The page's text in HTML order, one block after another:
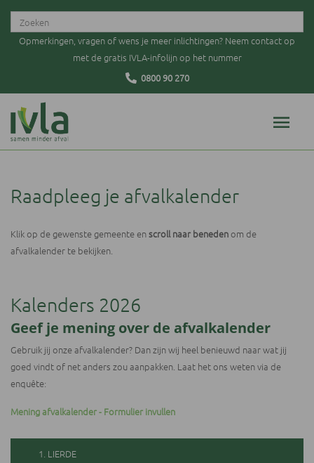
Opmerkingen, vragen of wens je meer inlichtingen? Neem contact op
met de gratis IVLA-infolijn op het nummer
0800 90 270
Raadpleeg je afvalkalender
Klik op de gewenste gemeente enscroll naar beneden om de
afvalkalender te bekijken.
Kalenders 2026
Geef je mening over de afvalkalender
Gebruik jij onze afvalkalender? Dan zijn wij heel benieuwd naar wat jij
goed vindt of net anders zou aanpakken. Laat het ons weten via de
enquête:
Mening afvalkalender - Formulier invullen
1. LIERDE